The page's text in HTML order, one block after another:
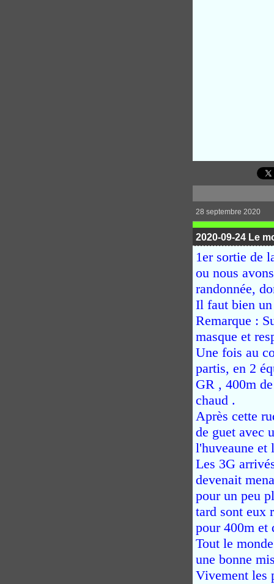
28 septembre 2020
2020-09-24 Le
1er sortie de
ou nous
randonnée,
Il faut bien
Remarque :
masque et
Une fois au
partis, en 2
GR , 400m
chaud .
Après cette
de guet avec
l'huveaune et
Les 3G
devenait
pour un peu
tard sont eux
pour 400m et
Tout le
une bonne
Vivement les